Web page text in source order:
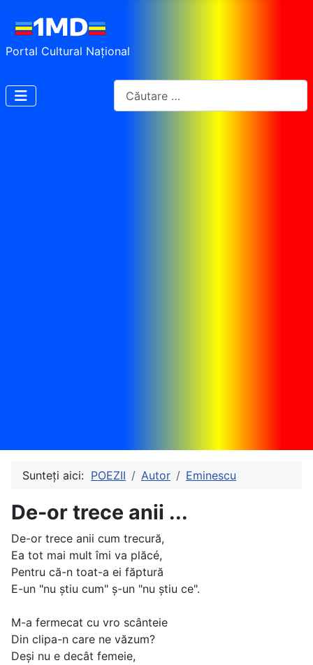
Portal Cultural Național
Sunteți aici: POEZII Autor Eminescu
De-or trece anii ...
De-or trece anii cum trecură,
Ea tot mai mult îmi va plăcé,
Pentru că-n toat-a ei făptură
E-un "nu ştiu cum" ş-un "nu ştiu ce".
M-a fermecat cu vro scânteie
Din clipa-n care ne văzum?
Deşi nu e decât femeie,